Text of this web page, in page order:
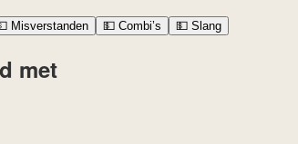
Misverstanden 💵 Combi’s 💵 Slang
met